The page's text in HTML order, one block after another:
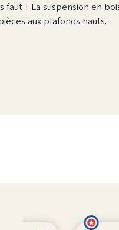
faut ! La suspension en
aux plafonds hauts.